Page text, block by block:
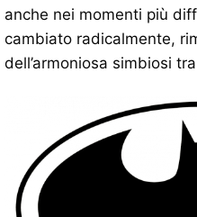
anche nei momenti più
cambiato radicalmente,
dell’armoniosa simbiosi